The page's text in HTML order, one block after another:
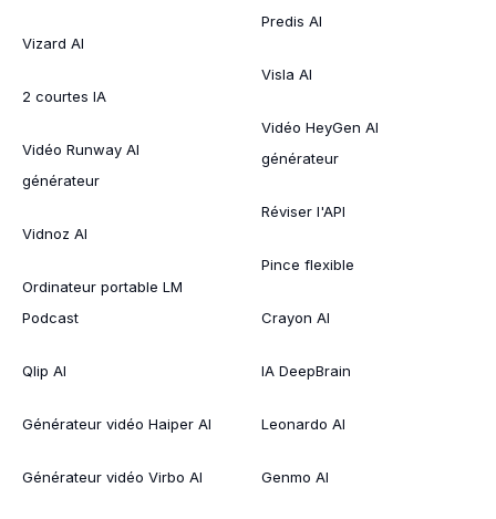
Vizard AI
2 courtes IA
Vidéo Runway AI
générateur
Vidnoz AI
Ordinateur portable LM
Podcast
Qlip AI
Générateur vidéo Haiper AI
Générateur vidéo Virbo AI
Predis AI
Visla AI
Vidéo HeyGen AI
générateur
Réviser l'API
Pince flexible
Crayon AI
IA DeepBrain
Leonardo AI
Genmo AI